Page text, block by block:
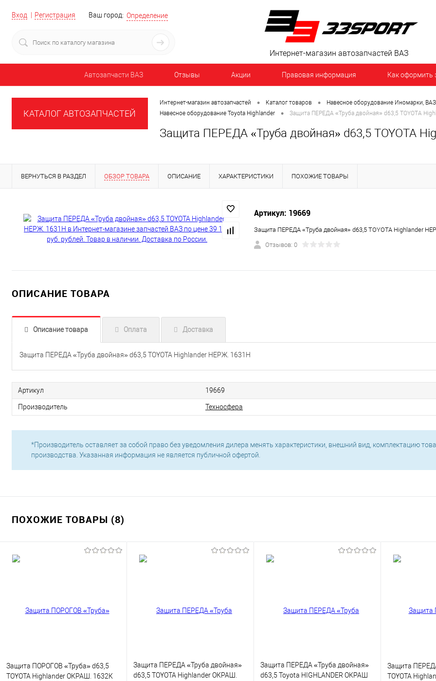
Вход Регистрация Ваш город: Определение
Интернет-магазин автозапчастей ВАЗ
Автозапчасти ВАЗ Отзывы Акции Правовая информация Как оформить
КАТАЛОГ АВТОЗАПЧАСТЕЙ
Интернет-магазин автозапчастей • Каталог товаров • Навесное оборудование Иномарки, ВАЗ
Навесное оборудование Toyota Highlander • Защита ПЕРЕДА «Труба двойная» d63,5 TOYOTA
Защита ПЕРЕДА «Труба двойная» d63,5 TOYOTA
ВЕРНУТЬСЯ В РАЗДЕЛ ОБЗОР ТОВАРА ОПИСАНИЕ ХАРАКТЕРИСТИКИ ПОХОЖИЕ ТОВАРЫ
Артикул: 19669
Защита ПЕРЕДА «Труба двойная» d63,5 TOYOTA Highlander
Отзывов: 0
ОПИСАНИЕ ТОВАРА
Описание товара Оплата Доставка
Защита ПЕРЕДА «Труба двойная» d63,5 TOYOTA Highlander НЕРЖ. 1631Н
Артикул 19669
Производитель Техносфера
*Производитель оставляет за собой право без уведомления дилера менять характеристики, внешний вид, комплектацию
производства. Указанная информация не является публичной офертой.
ПОХОЖИЕ ТОВАРЫ (8)
Защита ПОРОГОВ «Труба» d63,5
TOYOTA Highlander ОКРАШ. 1632К
Защита ПЕРЕДА «Труба двойная»
d63,5 TOYOTA Highlander ОКРАШ.
Защита ПЕРЕДА «Труба двойная»
d63,5 Toyota HIGHLANDER ОКРАШ
Защита
TOYOTA